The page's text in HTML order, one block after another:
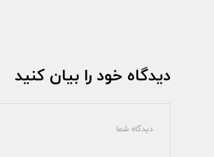
دیدگاه خود را بیان کنید